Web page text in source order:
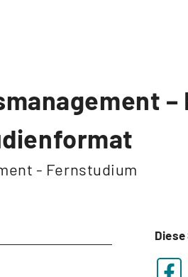
- Fernstudium